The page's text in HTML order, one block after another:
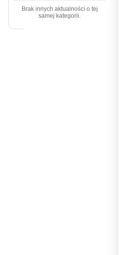
Brak innych aktualności o tej
samej kategorii.